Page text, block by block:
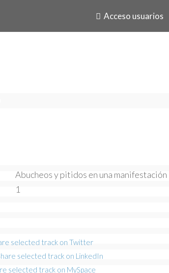
Acceso usuarios
Abucheos y pitidos en una manifestación
1